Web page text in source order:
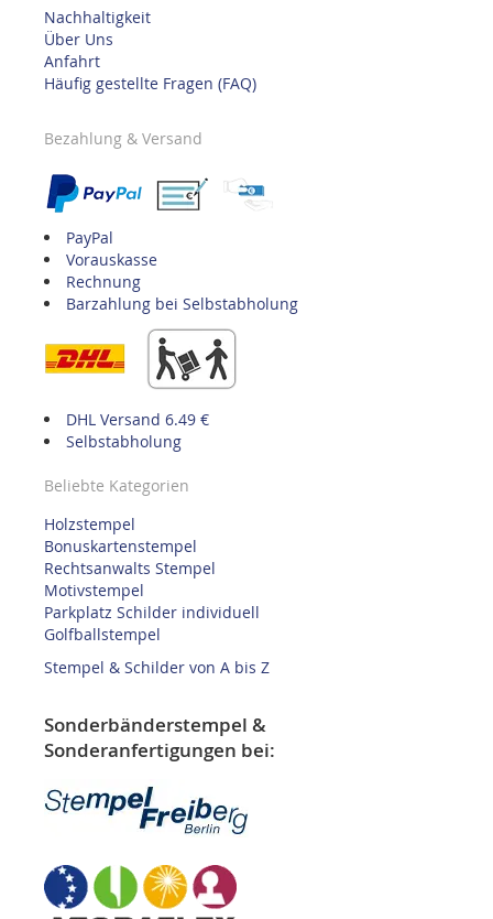
Nachhaltigkeit
Über Uns
Anfahrt
Häufig gestellte Fragen (FAQ)
Bezahlung & Versand
PayPal
Vorauskasse
Rechnung
Barzahlung bei Selbstabholung
DHL Versand 6.49 €
Selbstabholung
Beliebte Kategorien
Holzstempel
Bonuskartenstempel
Rechtsanwalts Stempel
Motivstempel
Parkplatz Schilder individuell
Golfballstempel
Stempel & Schilder von A bis Z
Sonderbänderstempel &
Sonderanfertigungen bei: